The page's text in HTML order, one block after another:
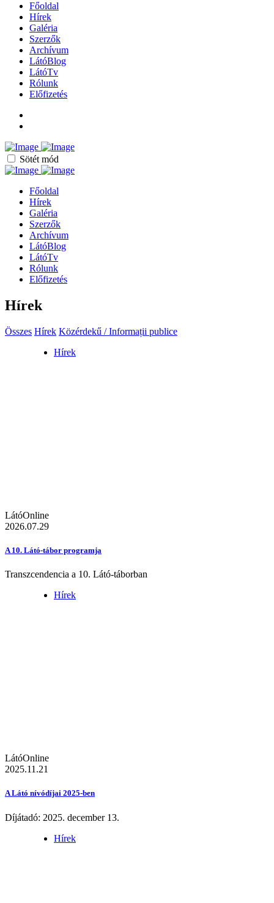
Főoldal
Hírek
Galéria
Szerzők
Archívum
LátóBlog
LátóTv
Rólunk
Előfizetés
Sötét mód
Főoldal
Hírek
Galéria
Szerzők
Archívum
LátóBlog
LátóTv
Rólunk
Előfizetés
Hírek
Összes Hírek Közérdekű / Informații publice
Hírek
LátóOnline
2026.07.29
A 10. Látó-tábor programja
Transzcendencia a 10. Látó-táborban
Hírek
LátóOnline
2025.11.21
A Látó nívódíjai 2025-ben
Díjátadó: 2025. december 13.
Hírek